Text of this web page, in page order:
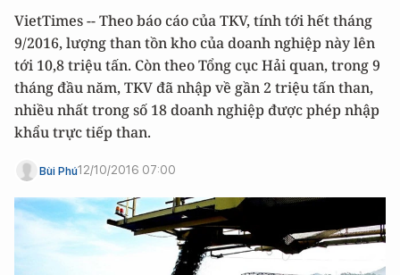
VietTimes -- Theo báo cáo của TKV, tính tới hết tháng
9/2016, lượng than tồn kho của doanh nghiệp này lên
tới 10,8 triệu tấn. Còn theo Tổng cục Hải quan, trong 9
tháng đầu năm, TKV đã nhập về gần 2 triệu tấn than,
nhiều nhất trong số 18 doanh nghiệp được phép nhập
khẩu trực tiếp than.
Bùi Phú12/10/2016 07:00